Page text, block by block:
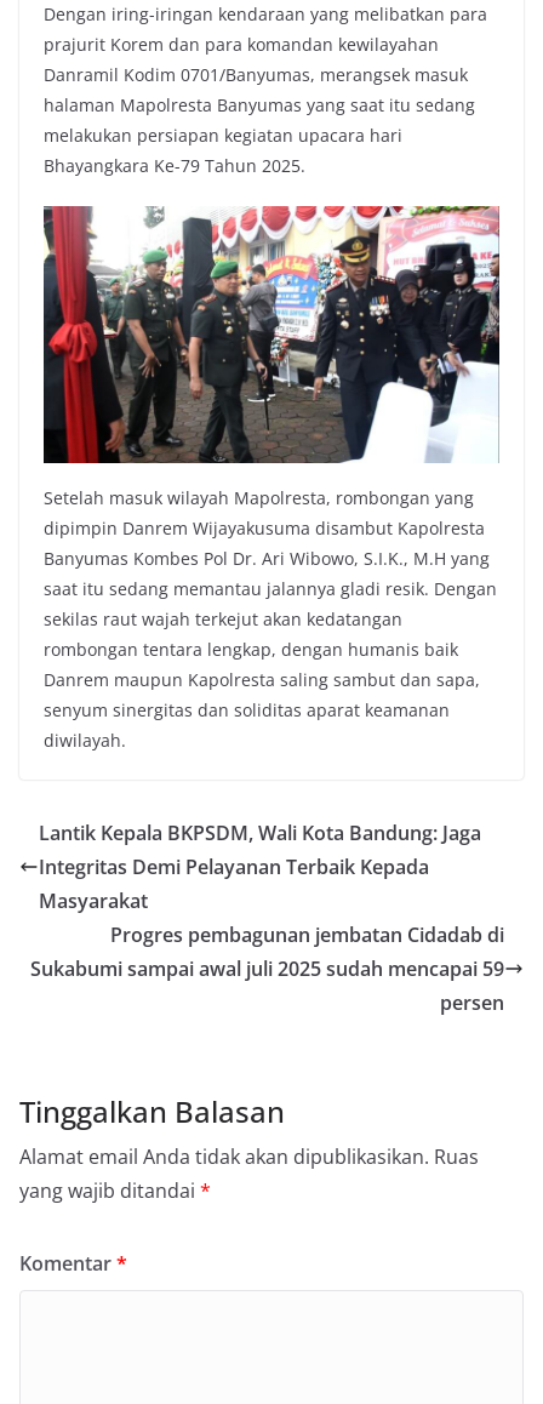
Dengan iring-iringan kendaraan yang melibatkan para
prajurit Korem dan para komandan kewilayahan
Danramil Kodim 0701/Banyumas, merangsek masuk
halaman Mapolresta Banyumas yang saat itu sedang
melakukan persiapan kegiatan upacara hari
Bhayangkara Ke-79 Tahun 2025.
Setelah masuk wilayah Mapolresta, rombongan yang
dipimpin Danrem Wijayakusuma disambut Kapolresta
Banyumas Kombes Pol Dr. Ari Wibowo, S.I.K., M.H yang
saat itu sedang memantau jalannya gladi resik. Dengan
sekilas raut wajah terkejut akan kedatangan
rombongan tentara lengkap, dengan humanis baik
Danrem maupun Kapolresta saling sambut dan sapa,
senyum sinergitas dan soliditas aparat keamanan
diwilayah.
Lantik Kepala BKPSDM, Wali Kota Bandung: Jaga
Integritas Demi Pelayanan Terbaik Kepada
Masyarakat
Progres pembagunan jembatan Cidadab di
Sukabumi sampai awal juli 2025 sudah mencapai 59
persen
Tinggalkan Balasan
Alamat email Anda tidak akan dipublikasikan. Ruas
yang wajib ditandai *
Komentar*